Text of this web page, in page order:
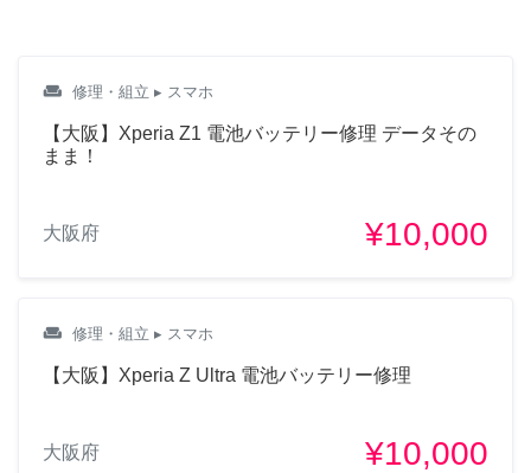
weekend 修理・組立 ▸ スマホ
【大阪】Xperia Z1 電池バッテリー修理 データその
まま！
大阪府 ¥10,000
weekend 修理・組立 ▸ スマホ
【大阪】Xperia Z Ultra 電池バッテリー修理
大阪府 ¥10,000